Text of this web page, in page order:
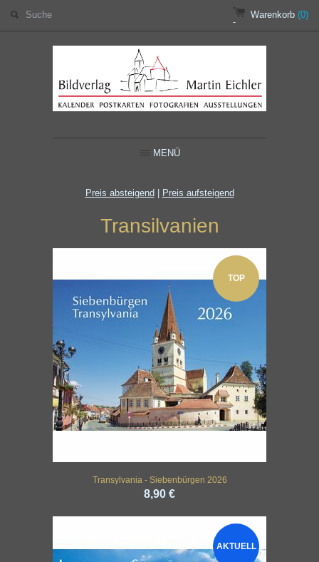
Warenkorb (0)
MENÜ
Preis absteigend Preis aufsteigend
Transilvanien
TOP
Transylvania - Siebenbürgen 2026
8,90 €
AKTUELL